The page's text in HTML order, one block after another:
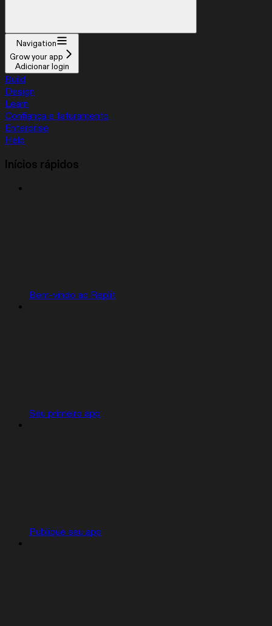
Navigation
Grow your app
Adicionar login
Build
Design
Learn
Confiança e faturamento
Enterprise
Help
Inícios rápidos
Bem-vindo ao Replit
Seu primeiro app
Publique seu app